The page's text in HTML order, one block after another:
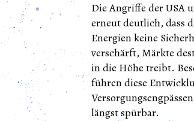
Die Angriffe der USA
erneut deutlich, dass
Energien keine
verschärft, Märkte
in die Höhe treibt.
führen diese
längst spürbar.